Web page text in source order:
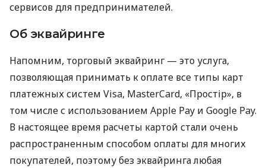
сервисов для предпринимателей.
Об эквайринге
Напомним, торговый эквайринг — это услуга,
позволяющая принимать к оплате все типы карт
платежных систем Visa, MasterCard, «Простір», в
том числе с использованием Apple Pay и Google Pay.
В настоящее время расчеты картой стали очень
распространенным способом оплаты для многих
покупателей, поэтому без эквайринга любая